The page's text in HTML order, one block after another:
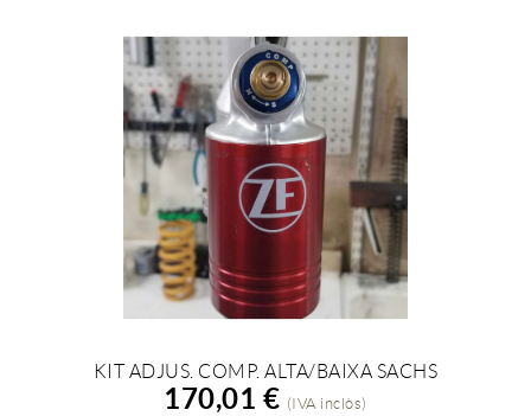
AFEGIR A LA COMPRA
KIT ADJUS. COMP. ALTA/BAIXA SACHS
170,01 € (IVA inclòs)